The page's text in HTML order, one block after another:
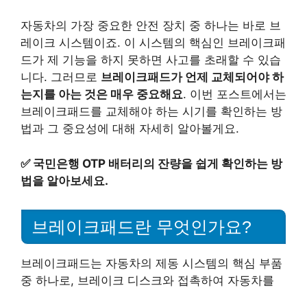
자동차의 가장 중요한 안전 장치 중 하나는 바로 브
레이크 시스템이죠. 이 시스템의 핵심인 브레이크패
드가 제 기능을 하지 못하면 사고를 초래할 수 있습
니다. 그러므로 브레이크패드가 언제 교체되어야 하
는지를 아는 것은 매우 중요해요. 이번 포스트에서는
브레이크패드를 교체해야 하는 시기를 확인하는 방
법과 그 중요성에 대해 자세히 알아볼게요.
✅ 국민은행 OTP 배터리의 잔량을 쉽게 확인하는 방
법을 알아보세요.
브레이크패드란 무엇인가요?
브레이크패드는 자동차의 제동 시스템의 핵심 부품
중 하나로, 브레이크 디스크와 접촉하여 자동차를